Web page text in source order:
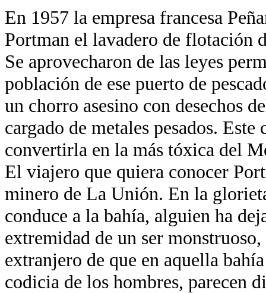
En 1957 la empresa francesa
Portman el lavadero de flotación
Se aprovecharon de las leyes
población de ese puerto de
un chorro asesino con desechos
cargado de metales pesados.
convertirla en la más tóxica del
El viajero que quiera conocer
minero de La Unión. En la
conduce a la bahía, alguien ha
extremidad de un ser
extranjero de que en aquella
codicia de los hombres, parecen